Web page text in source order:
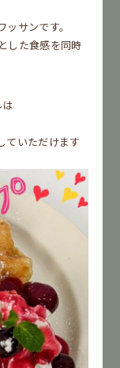
サンです。
した食感を同時
ていただけます